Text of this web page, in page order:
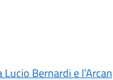
Bernardi e